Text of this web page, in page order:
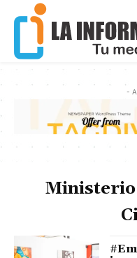
-
Ministerio